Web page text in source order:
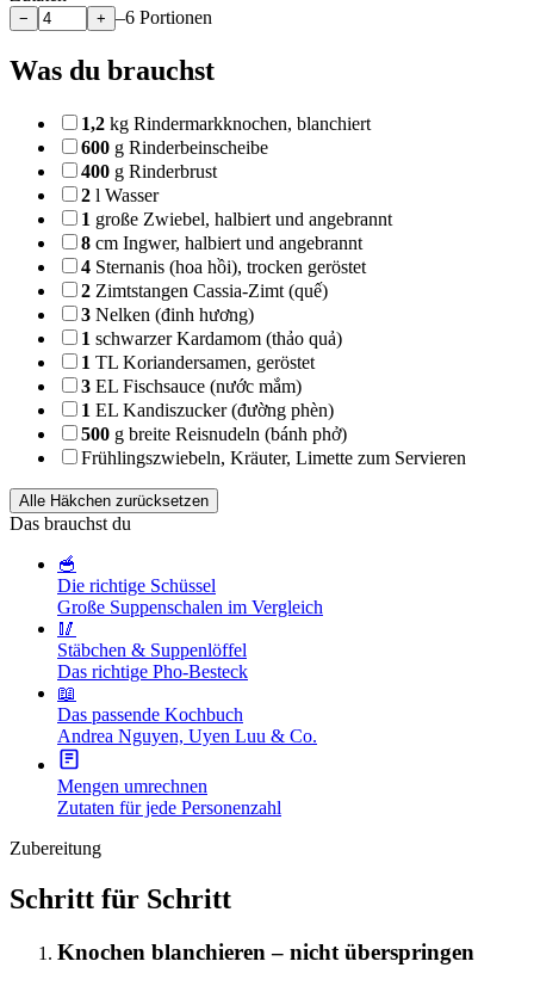
− + –6 Portionen
Was du brauchst
1,2 kg Rindermarkknochen, blanchiert
600 g Rinderbeinscheibe
400 g Rinderbrust
2 l Wasser
1 große Zwiebel, halbiert und angebrannt
8 cm Ingwer, halbiert und angebrannt
4 Sternanis (hoa hồi), trocken geröstet
2 Zimtstangen Cassia-Zimt (quế)
3 Nelken (đinh hương)
1 schwarzer Kardamom (thảo quả)
1 TL Koriandersamen, geröstet
3 EL Fischsauce (nước mắm)
1 EL Kandiszucker (đường phèn)
500 g breite Reisnudeln (bánh phở)
Frühlingszwiebeln, Kräuter, Limette zum Servieren
Alle Häkchen zurücksetzen
Das brauchst du
🥣
Die richtige Schüssel
Große Suppenschalen im Vergleich
🥢
Stäbchen & Suppenlöffel
Das richtige Pho-Besteck
📖
Das passende Kochbuch
Andrea Nguyen, Uyen Luu & Co.
Mengen umrechnen
Zutaten für jede Personenzahl
Zubereitung
Schritt für Schritt
Knochen blanchieren – nicht überspringen